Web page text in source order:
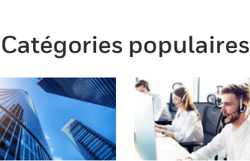
Catégories populaires